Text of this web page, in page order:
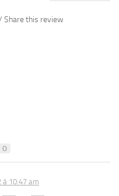
Share this review
0
à 10:47 am